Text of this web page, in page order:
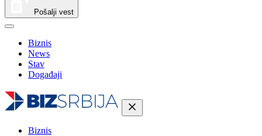
Pošalji vest
Biznis
News
Stav
Događaji
Biznis